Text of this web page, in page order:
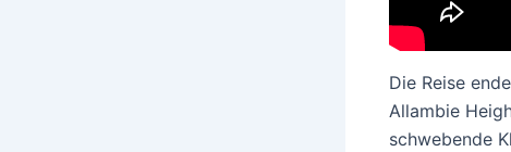
Die Reise
Allambie
schwebende